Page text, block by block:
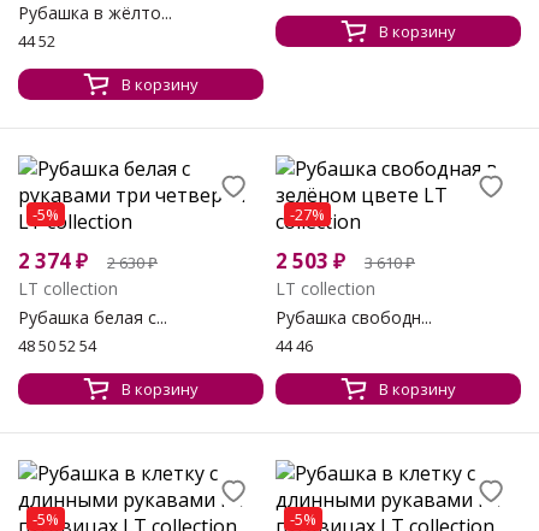
Рубашка в жёлто...
44 52
В корзину
В корзину
-5%
2 374₽ 2 630₽
LT collection
Рубашка белая с...
48 50 52 54
В корзину
-27%
2 503 ₽ 3 610₽
LT collection
Рубашка свободн...
44 46
В корзину
-5% -5%